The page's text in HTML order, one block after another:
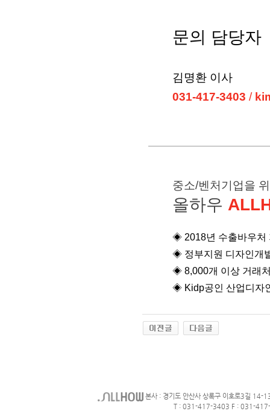
문의 담당자
김명환 이사
031-417-3403 /
중소/벤처기업을
올하우
◈ 2018년 수출바우처
◈ 정부지원 디자인개
◈ 8,000개 이상 거래
◈ Kidp공인 산업디자
본사 : 경기도 안산사 상록구 이호로3길 14-
T : 031-417-3403 F : 031-